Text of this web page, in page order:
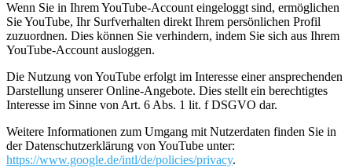
Wenn Sie in Ihrem YouTube-Account eingeloggt sind, ermöglichen
Sie YouTube, Ihr Surfverhalten direkt Ihrem persönlichen Profil
zuzuordnen. Dies können Sie verhindern, indem Sie sich aus Ihrem
YouTube-Account ausloggen.
Die Nutzung von YouTube erfolgt im Interesse einer ansprechenden
Darstellung unserer Online-Angebote. Dies stellt ein berechtigtes
Interesse im Sinne von Art. 6 Abs. 1 lit. f DSGVO dar.
Weitere Informationen zum Umgang mit Nutzerdaten finden Sie in
der Datenschutzerklärung von YouTube unter:
https://www.google.de/intl/de/policies/privacy.